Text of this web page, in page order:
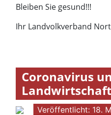
Bleiben Sie gesund!!!
Ihr Landvolkverband
Coronavirus
Veröffentlicht: 18.